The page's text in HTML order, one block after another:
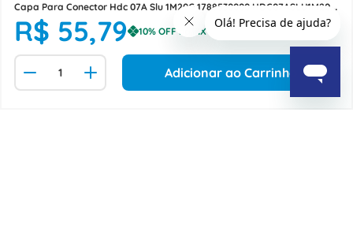
Capa Para Conector Hdc 07A Slu 1M20G 1788530000 HDC07ASLU1M20G
Weidmuller Conexel
R$ 55,79
Adicionar ao Carrinho